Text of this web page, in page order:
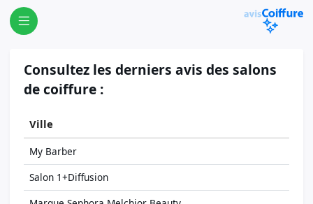
Consultez les derniers avis des salons
de coiffure :
Ville
My Barber
Salon 1+Diffusion